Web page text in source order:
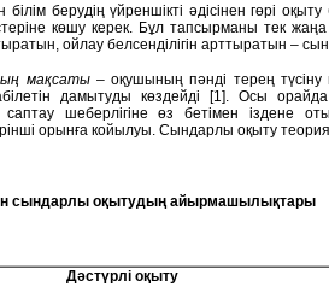
білім берудің үйреншікті әдісінен гөрі
көшу керек. Бұл тапсырманы тек
ойлау белсенділігін арттыратын –
мақсаты– оқушының пәнді терең түсіну
дамытуды көздейді [1]. Осы
саптау шеберлігіне өз бетімен іздене
орынға койылуы. Сындарлы оқыту
сындарлы оқытудың айырмашылықтары
Дәстүрлі оқыту